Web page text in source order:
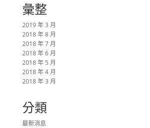
彙整
2019 年 3 月
2018 年 8 月
2018 年 7 月
2018 年 6 月
2018 年 5 月
2018 年 4 月
2018 年 3 月
分類
最新消息